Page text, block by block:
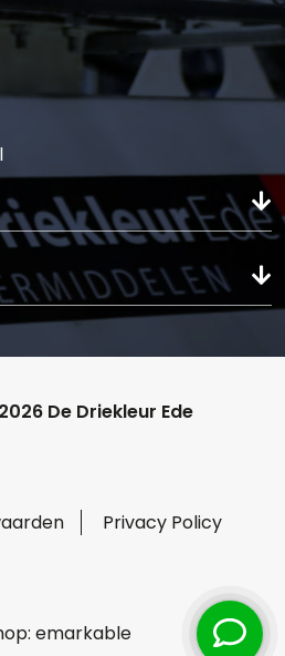
De Driekleur Ede
Privacy Policy
emarkable